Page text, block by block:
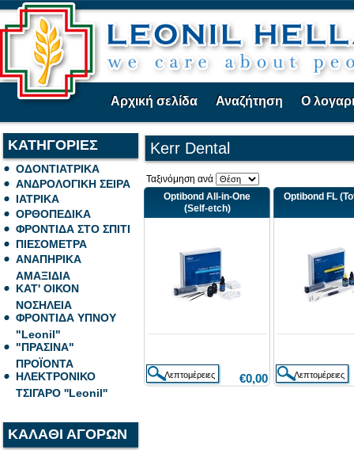
Αρχική σελίδα Αναζήτηση Ο
ΚΑΤΗΓΟΡΙΕΣ
ΟΔΟΝΤΙΑΤΡΙΚΑ
ΑΝΔΡΟΛΟΓΙΚΗ ΣΕΙΡΑ
ΙΑΤΡΙΚΑ
ΟΡΘΟΠΕΔΙΚΑ
ΦΡΟΝΤΙΔΑ ΣΤΟ ΣΠΙΤΙ
ΠΙΕΣΟΜΕΤΡΑ
ΑΝΑΠΗΡΙΚΑ
ΑΜΑΞΙΔΙΑ
ΚΑΤ' ΟΙΚΟΝ
ΝΟΣΗΛΕΙΑ
ΦΡΟΝΤΙΔΑ ΥΠΝΟΥ
"Leonil"
"ΠΡΑΣΙΝΑ"
ΠΡΟΪΟΝΤΑ
ΗΛΕΚΤΡΟΝΙΚΟ
ΤΣΙΓΑΡΟ ''Leonil''
ΚΑΛΑΘΙ ΑΓΟΡΩΝ
Kerr Dental
Ταξινόμηση ανά
Optibond All-in-One
(Self-etch)
€0,00
Optibond FL